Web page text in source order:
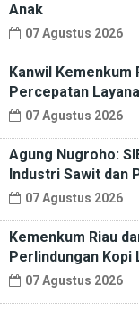
Anak
07 Agustus 2026
Kanwil
Percepatan
07 Agustus 2026
Agung Nugroho:
Industri Sawit dan
07 Agustus 2026
Kemenkum Riau
Perlindungan Kopi
07 Agustus 2026